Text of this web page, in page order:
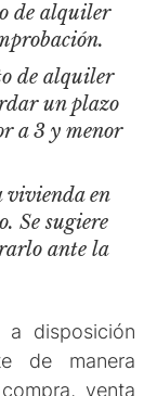
de alquiler
de alquiler
un plazo
a 3 y menor
vivienda en
Se sugiere
ante la
a disposición
de manera
venta